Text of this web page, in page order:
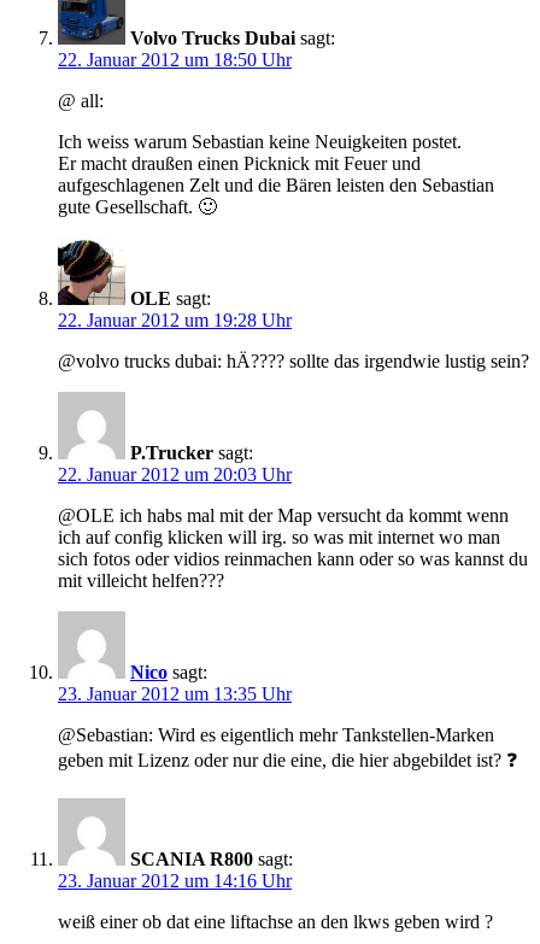
Volvo Trucks Dubai sagt:
22. Januar 2012 um 18:50 Uhr
@ all:
Ich weiss warum Sebastian keine Neuigkeiten postet.
Er macht draußen einen Picknick mit Feuer und
aufgeschlagenen Zelt und die Bären leisten den Sebastian
gute Gesellschaft. 🙂
OLE sagt:
22. Januar 2012 um 19:28 Uhr
@volvo trucks dubai: hÄ???? sollte das irgendwie lustig sein?
P.Trucker sagt:
22. Januar 2012 um 20:03 Uhr
@OLE ich habs mal mit der Map versucht da kommt wenn
ich auf config klicken will irg. so was mit internet wo man
sich fotos oder vidios reinmachen kann oder so was kannst du
mit villeicht helfen???
Nico sagt:
23. Januar 2012 um 13:35 Uhr
@Sebastian: Wird es eigentlich mehr Tankstellen-Marken
geben mit Lizenz oder nur die eine, die hier abgebildet ist? ❓
SCANIA R800 sagt:
23. Januar 2012 um 14:16 Uhr
weiß einer ob dat eine liftachse an den lkws geben wird ?